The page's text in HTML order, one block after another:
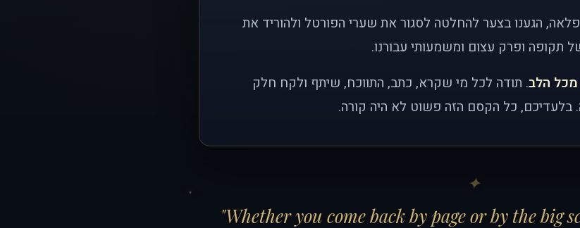
הגענו בצער להחלטה לסגור את שערי הפורטל ולהוריד את
תקופה ופרק עצום ומשמעותי עבורנו.
הלב. תודה לכל מי שקרא, כתב, התווכח, שיתף ולקח חלק
בלעדיכם, כל הקסם הזה פשוט לא היה קורה.
"Whether you come back by page or by the big